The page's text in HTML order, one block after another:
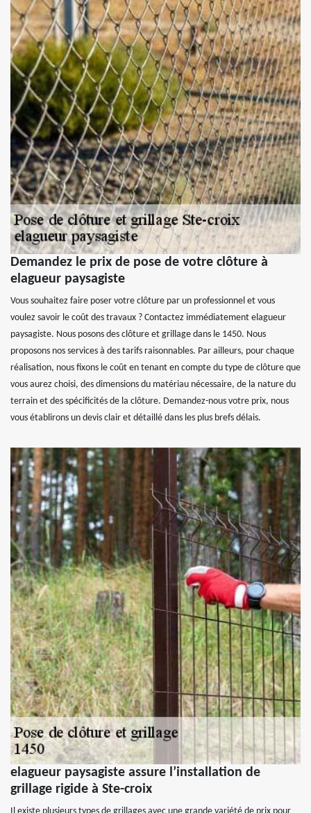
Demandez le prix de pose de votre clôture à
elagueur paysagiste
Vous souhaitez faire poser votre clôture par un professionnel et vous
voulez savoir le coût des travaux ? Contactez immédiatement elagueur
paysagiste. Nous posons des clôture et grillage dans le 1450. Nous
proposons nos services à des tarifs raisonnables. Par ailleurs, pour chaque
réalisation, nous fixons le coût en tenant en compte du type de clôture que
vous aurez choisi, des dimensions du matériau nécessaire, de la nature du
terrain et des spécificités de la clôture. Demandez-nous votre prix, nous
vous établirons un devis clair et détaillé dans les plus brefs délais.
elagueur paysagiste assure l’installation de
grillage rigide à Ste-croix